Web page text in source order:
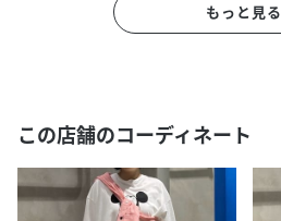
もっと見る
この店舗のコーディネート